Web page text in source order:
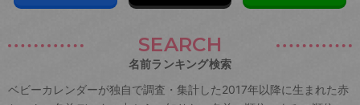
SEARCH
名前ランキング検索
ベビーカレンダーが独自で調査・集計した2017年以降に生まれた赤